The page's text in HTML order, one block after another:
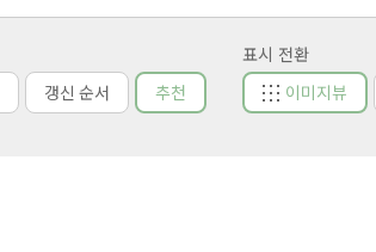
갱신 순서 추천
표시 전환
이미지뷰